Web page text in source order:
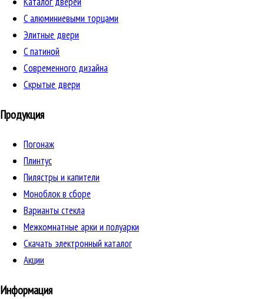
C алюминиевыми торцами
Элитные двери
C патиной
Cовременного дизайна
Скрытые двери
Продукция
Погонаж
Плинтус
Пилястры и капители
Моноблок в сборе
Варианты стекла
Межкомнатные арки и полуарки
Скачать электронный каталог
Акции
Информация